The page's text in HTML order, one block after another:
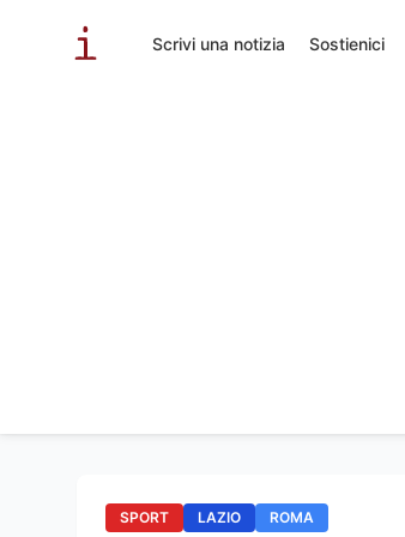
Scrivi una notizia Sostienici
SPORT LAZIO ROMA